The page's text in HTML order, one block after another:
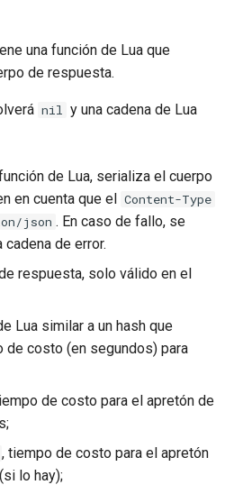
una función de Lua que
de respuesta.
nil y una cadena de Lua
de Lua, serializa el cuerpo
en cuenta que el Content-Type
json . En caso de fallo, se
cadena de error.
respuesta, solo válido en el
Lua similar a un hash que
de costo (en segundos) para
de costo para el apretón de
, tiempo de costo para el apretón
lo hay);